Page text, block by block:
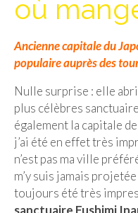
Isla del Sol
Lac Titicaca
Sucre
Chili
Paraguay
Pérou
où
Ancienne capitale du
populaire auprès des
Nulle surprise : elle
plus célèbres
également la capitale
j’ai été en effet très
n’est pas ma ville
m’y suis jamais
toujours été très
sanctuaire Fushimi